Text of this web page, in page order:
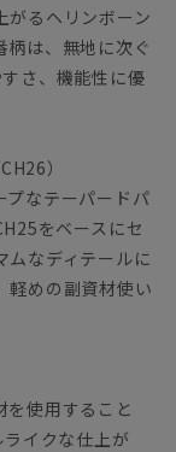
がるヘリンボーン
柄は、無地に次ぐ
さ、機能性に優
）
プなテーパードパ
をベースにセ
ムなディテールに
軽めの副資材使い
を使用すること
イクな仕上が